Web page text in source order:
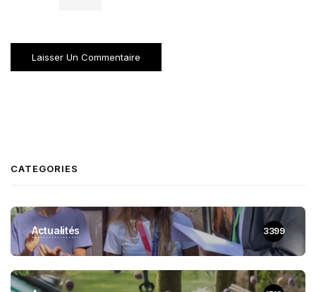
CATEGORIES
Actualités 3399